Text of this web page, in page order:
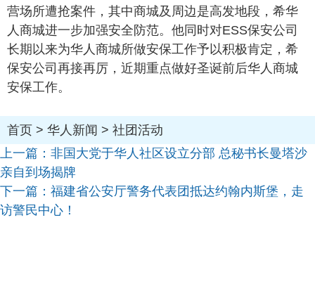
营场所遭抢案件，其中商城及周边是高发地段，希华
人商城进一步加强安全防范。他同时对ESS保安公司
长期以来为华人商城所做安保工作予以积极肯定，希
保安公司再接再厉，近期重点做好圣诞前后华人商城
安保工作。
首页 > 华人新闻 > 社团活动
上一篇： 非国大党于华人社区设立分部 总秘书长曼塔沙
亲自到场揭牌
下一篇： 福建省公安厅警务代表团抵达约翰内斯堡，走
访警民中心！